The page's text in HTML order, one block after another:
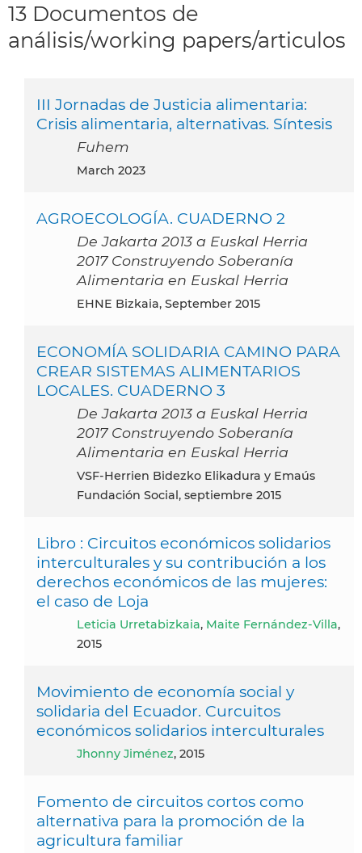
13 Documentos de
análisis/working papers/articulos
III Jornadas de Justicia alimentaria:
Crisis alimentaria, alternativas. Síntesis
Fuhem
March 2023
AGROECOLOGÍA. CUADERNO 2
De Jakarta 2013 a Euskal Herria
2017 Construyendo Soberanía
Alimentaria en Euskal Herria
EHNE Bizkaia, September 2015
ECONOMÍA SOLIDARIA CAMINO PARA
CREAR SISTEMAS ALIMENTARIOS
LOCALES. CUADERNO 3
De Jakarta 2013 a Euskal Herria
2017 Construyendo Soberanía
Alimentaria en Euskal Herria
VSF-Herrien Bidezko Elikadura y Emaús
Fundación Social, septiembre 2015
Libro : Circuitos económicos solidarios
interculturales y su contribución a los
derechos económicos de las mujeres:
el caso de Loja
Leticia Urretabizkaia, Maite Fernández-Villa,
2015
Movimiento de economía social y
solidaria del Ecuador. Curcuitos
económicos solidarios interculturales
Jhonny Jiménez, 2015
Fomento de circuitos cortos como
alternativa para la promoción de la
agricultura familiar